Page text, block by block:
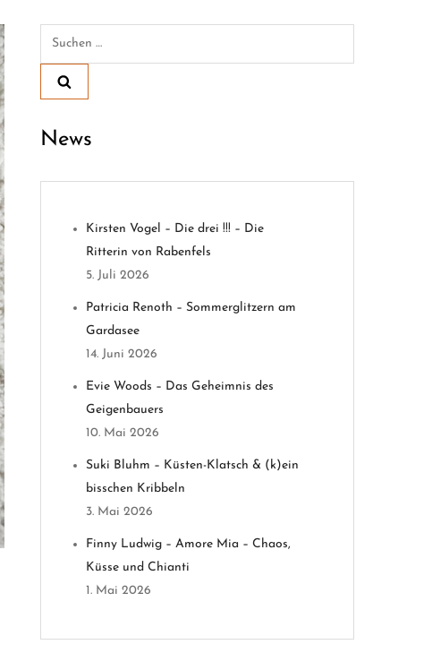
Suchen
News
Kirsten Vogel – Die drei !!! – Die
Ritterin von Rabenfels
5. Juli 2026
Patricia Renoth – Sommerglitzern am
Gardasee
14. Juni 2026
Evie Woods – Das Geheimnis des
Geigenbauers
10. Mai 2026
Suki Bluhm – Küsten-Klatsch & (k)ein
bisschen Kribbeln
3. Mai 2026
Finny Ludwig – Amore Mia – Chaos,
Küsse und Chianti
1. Mai 2026